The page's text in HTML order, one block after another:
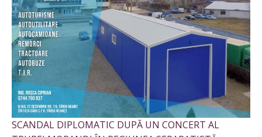
SCANDAL DIPLOMATIC DUPĂ UN CONCERT AL